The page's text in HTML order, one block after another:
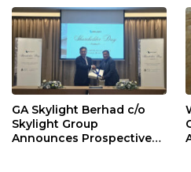
GA Skylight Berhad c/o
Skylight Group
Announces Prospective